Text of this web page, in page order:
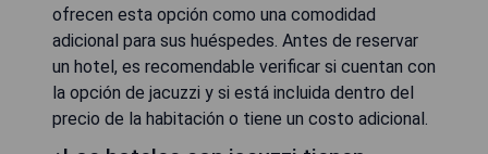
ofrecen esta opción como una comodidad
adicional para sus huéspedes. Antes de reservar
un hotel, es recomendable verificar si cuentan con
la opción de jacuzzi y si está incluida dentro del
precio de la habitación o tiene un costo adicional.